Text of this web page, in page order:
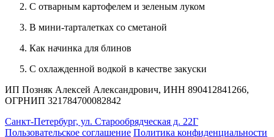
С отварным картофелем и зеленым луком
В мини-тарталетках со сметаной
Как начинка для блинов
С охлажденной водкой в качестве закуски
ИП Позняк Алексей Александрович, ИНН 890412841266,
ОГРНИП 321784700082842
Санкт-Петербург, ул. Старообрядческая д. 22Г
Пользовательское соглашение Политика конфиденциальности